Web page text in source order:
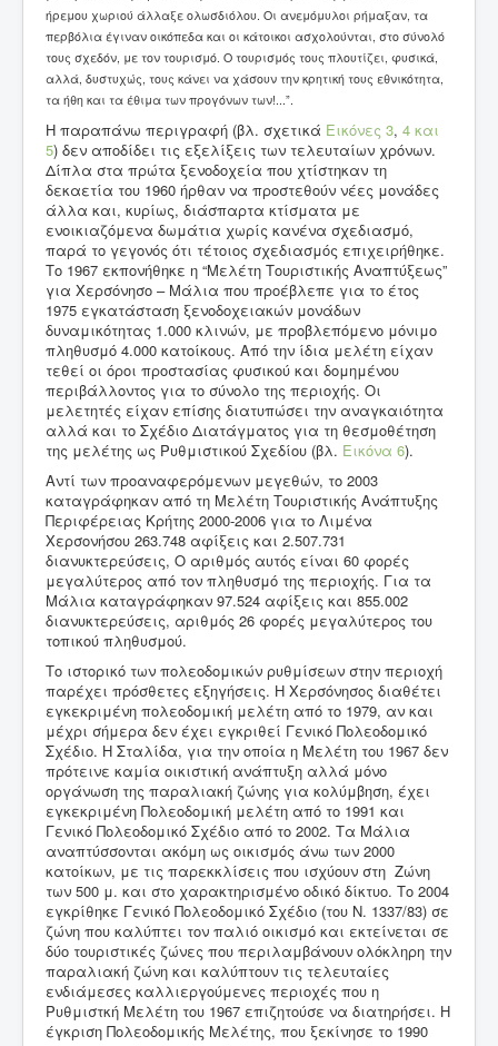
ήρεμου χωριού άλλαξε ολωσδιόλου. Οι ανεμόμυλοι ρήμαξαν, τα
περβόλια έγιναν οικόπεδα και οι κάτοικοι ασχολούνται, στο σύνολό
τους σχεδόν, με τον τουρισμό. Ο τουρισμός τους πλουτίζει, φυσικά,
αλλά, δυστυχώς, τους κάνει να χάσουν την κρητική τους εθνικότητα,
τα ήθη και τα έθιμα των προγόνων των!...”.
Η παραπάνω περιγραφή (βλ. σχετικά Εικόνες 3, 4 και
5) δεν αποδίδει τις εξελίξεις των τελευταίων χρόνων.
Δίπλα στα πρώτα ξενοδοχεία που χτίστηκαν τη
δεκαετία του 1960 ήρθαν να προστεθούν νέες μονάδες
άλλα και, κυρίως, διάσπαρτα κτίσματα με
ενοικιαζόμενα δωμάτια χωρίς κανένα σχεδιασμό,
παρά το γεγονός ότι τέτοιος σχεδιασμός επιχειρήθηκε.
Το 1967 εκπονήθηκε η “Μελέτη Τουριστικής Αναπτύξεως”
για Χερσόνησο – Μάλια που προέβλεπε για το έτος
1975 εγκατάσταση ξενοδοχειακών μονάδων
δυναμικότητας 1.000 κλινών, με προβλεπόμενο μόνιμο
πληθυσμό 4.000 κατοίκους. Από την ίδια μελέτη είχαν
τεθεί οι όροι προστασίας φυσικού και δομημένου
περιβάλλοντος για το σύνολο της περιοχής. Οι
μελετητές είχαν επίσης διατυπώσει την αναγκαιότητα
αλλά και το Σχέδιο Διατάγματος για τη θεσμοθέτηση
της μελέτης ως Ρυθμιστικού Σχεδίου (βλ. Εικόνα 6).
Αντί των προαναφερόμενων μεγεθών, το 2003
καταγράφηκαν από τη Μελέτη Τουριστικής Ανάπτυξης
Περιφέρειας Κρήτης 2000-2006 για το Λιμένα
Χερσονήσου 263.748 αφίξεις και 2.507.731
διανυκτερεύσεις, Ο αριθμός αυτός είναι 60 φορές
μεγαλύτερος από τον πληθυσμό της περιοχής. Για τα
Μάλια καταγράφηκαν 97.524 αφίξεις και 855.002
διανυκτερεύσεις, αριθμός 26 φορές μεγαλύτερος του
τοπικού πληθυσμού.
Το ιστορικό των πολεοδομικών ρυθμίσεων στην περιοχή
παρέχει πρόσθετες εξηγήσεις. Η Χερσόνησος διαθέτει
εγκεκριμένη πολεοδομική μελέτη από το 1979, αν και
μέχρι σήμερα δεν έχει εγκριθεί Γενικό Πολεοδομικό
Σχέδιο. Η Σταλίδα, για την οποία η Μελέτη του 1967 δεν
πρότεινε καμία οικιστική ανάπτυξη αλλά μόνο
οργάνωση της παραλιακή ζώνης για κολύμβηση, έχει
εγκεκριμένη Πολεοδομική μελέτη από το 1991 και
Γενικό Πολεοδομικό Σχέδιο από το 2002. Τα Μάλια
αναπτύσσονται ακόμη ως οικισμός άνω των 2000
κατοίκων, με τις παρεκκλίσεις που ισχύουν στη Ζώνη
των 500 μ. και στο χαρακτηρισμένο οδικό δίκτυο. Το 2004
εγκρίθηκε Γενικό Πολεοδομικό Σχέδιο (του Ν. 1337/83) σε
ζώνη που καλύπτει τον παλιό οικισμό και εκτείνεται σε
δύο τουριστικές ζώνες που περιλαμβάνουν ολόκληρη την
παραλιακή ζώνη και καλύπτουν τις τελευταίες
ενδιάμεσες καλλιεργούμενες περιοχές που η
Ρυθμιστκή Μελέτη του 1967 επιζητούσε να διατηρήσει. Η
έγκριση Πολεοδομικής Μελέτης, που ξεκίνησε το 1990